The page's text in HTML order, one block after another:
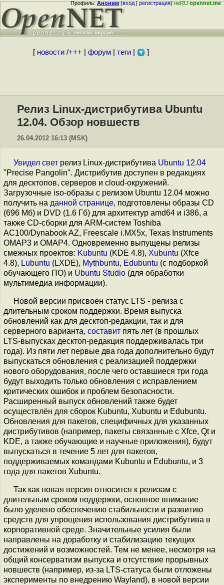
Профиль:Аноним(вход|регистрация)неRUopennet.me
[ новости/+++ форум| теги| ]
Релиз Linux-дистрибутива Ubuntu
12.04. Обзор новшеств
26.04.2012 16:13 (MSK)
Увидел свет релиз Linux-дистрибутива Ubuntu 12.04
"Precise Pangolin". Дистрибутив доступен в редакциях
для десктопов, серверов и cloud-окружений.
Загрузочные iso-образы с релизом Ubuntu 12.04 можно
получить на данной странице, подготовлены образы CD
(696 Мб) и DVD (1.6 Гб) для архитектур amd64 и i386, а
также CD-сборки для ARM-систем Toshiba
AC100/Dynabook AZ, Freescale i.MX5x, Texas Instruments
OMAP3 и OMAP4. Одновременно выпущены релизы
смежных проектов: Kubuntu (KDE 4.8), Xubuntu (Xfce
4.8), Lubuntu (LXDE), Mythbuntu, Edubuntu (с подборкой
обучающего ПО) и Ubuntu Studio (для обработки
мультимедиа информации).
Новой версии присвоен статус LTS - релиза с
длительным сроком поддержки. Время выпуска
обновлений как для десктоп-редакции, так и для
серверного варианта, составит пять лет (в прошлых
LTS-выпусках десктоп-редакция поддерживалась три
года). Из пяти лет первые два года дополнительно будут
выпускаться обновления с реализацией поддержки
нового оборудования, после чего оставшиеся три года
будут выходить только обновления с исправлением
критических ошибок и проблем безопасности.
Расширенный выпуск обновлений также будет
осуществлён для сборок Kubuntu, Xubuntu и Edubuntu.
Обновления для пакетов, специфичных для указанных
дистрибутивов (например, пакеты связанные с Xfce, Qt и
KDE, а также обучающие и научные приложения), будут
выпускаться в течение 5 лет для пакетов,
поддерживаемых командами Kubuntu и Edubuntu, и 3
года для пакетов Xubuntu.
Так как новая версия относится к релизам с
длительным сроком поддержки, основное внимание
было уделено обеспечению стабильности и развитию
средств для упрощения использования дистрибутива в
корпоративной среде. Значительные усилия были
направлены на доработку и стабилизацию текущих
достижений и возможностей. Тем не менее, несмотря на
общий консерватизм выпуска и отсутствие прорывных
новшеств (например, из-за LTS-статуса были отложены
эксперименты по внедрению Wayland), в новой версии